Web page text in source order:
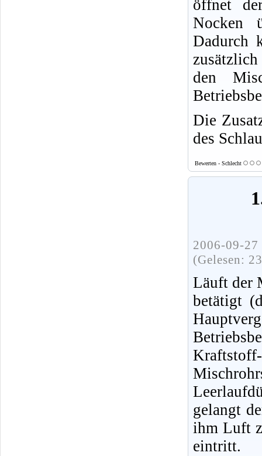
öffnet
Nocken
Dadurch
den
Die
des
Bewerten - Schlecht
2006-09-
(Gelesen:
Läuft der
betätigt
gelangt
ihm Luft
eintritt.